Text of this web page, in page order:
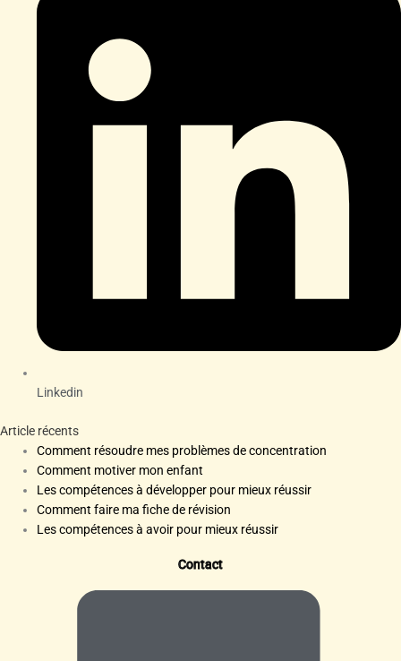
Linkedin
Article récents
Comment résoudre mes problèmes de concentration
Comment motiver mon enfant
Les compétences à développer pour mieux réussir
Comment faire ma fiche de révision
Les compétences à avoir pour mieux réussir
Contact